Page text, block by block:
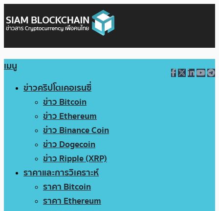
เมนู
ข่าวคริปโตเคอเรนซี่
ข่าว Bitcoin
ข่าว Ethereum
ข่าว Binance Coin
ข่าว Dogecoin
ข่าว Ripple (XRP)
ราคาและการวิเคราะห์
ราคา Bitcoin
ราคา Ethereum